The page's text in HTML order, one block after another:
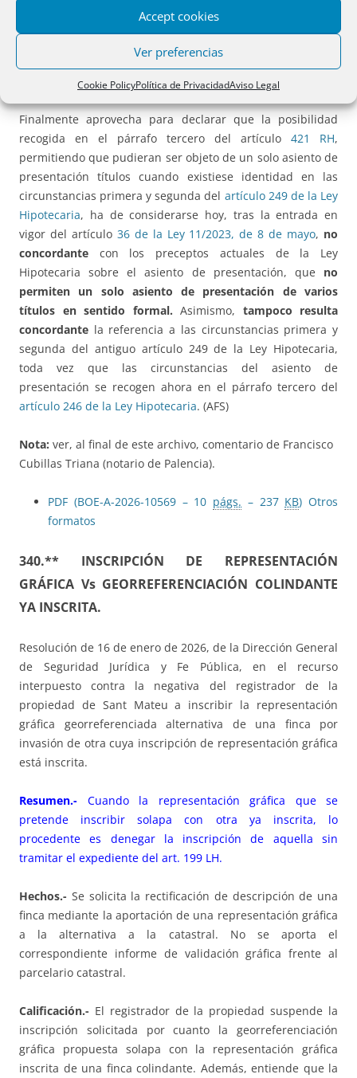
Accept cookies
Ver preferencias
Cookie PolicyPolítica de PrivacidadAviso Legal
pesar de haber suspendido el asiento de presentación, y
de presentación del título de cancelación de la condición
resolutoria.
Finalmente aprovecha para declarar que la posibilidad
recogida en el párrafo tercero del artículo 421 RH,
permitiendo que pudieran ser objeto de un solo asiento de
presentación títulos cuando existiese identidad en las
circunstancias primera y segunda del artículo 249 de la Ley
Hipotecaria, ha de considerarse hoy, tras la entrada en
vigor del artículo 36 de la Ley 11/2023, de 8 de mayo, no
concordante con los preceptos actuales de la Ley
Hipotecaria sobre el asiento de presentación, que no
permiten un solo asiento de presentación de varios
títulos en sentido formal. Asimismo, tampoco resulta
concordante la referencia a las circunstancias primera y
segunda del antiguo artículo 249 de la Ley Hipotecaria,
toda vez que las circunstancias del asiento de
presentación se recogen ahora en el párrafo tercero del
artículo 246 de la Ley Hipotecaria. (AFS)
Nota: ver, al final de este archivo, comentario de Francisco
Cubillas Triana (notario de Palencia).
PDF (BOE-A-2026-10569 – 10 págs. – 237 KB) Otros
formatos
340.** INSCRIPCIÓN DE REPRESENTACIÓN
GRÁFICA Vs GEORREFERENCIACIÓN COLINDANTE
YA INSCRITA.
Resolución de 16 de enero de 2026, de la Dirección General
de Seguridad Jurídica y Fe Pública, en el recurso
interpuesto contra la negativa del registrador de la
propiedad de Sant Mateu a inscribir la representación
gráfica georreferenciada alternativa de una finca por
invasión de otra cuya inscripción de representación gráfica
está inscrita.
Resumen.- Cuando la representación gráfica que se
pretende inscribir solapa con otra ya inscrita, lo
procedente es denegar la inscripción de aquella sin
tramitar el expediente del art. 199 LH.
Hechos.- Se solicita la rectificación de descripción de una
finca mediante la aportación de una representación gráfica
a la alternativa a la catastral. No se aporta el
correspondiente informe de validación gráfica frente al
parcelario catastral.
Calificación.- El registrador de la propiedad suspende la
inscripción solicitada por cuanto la georreferenciación
gráfica propuesta solapa con la representación gráfica
inscrita de una finca colindante. Además, entiende que la